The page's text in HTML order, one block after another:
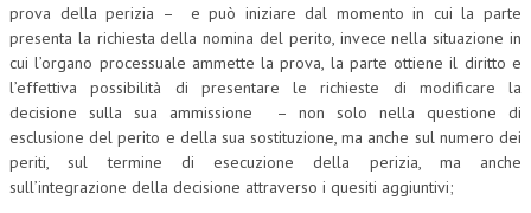
EUROPEA
COSTITUZIONALE
CIVILE
TRIBUTARIA
PENALE
prova della perizia – e può iniziare dal momento in cui la parte
presenta la richiesta della nomina del perito, invece nella situazione in
cui l’organo processuale ammette la prova, la parte ottiene il diritto e
l’effettiva possibilità di presentare le richieste di modificare la
decisione sulla sua ammissione – non solo nella questione di
esclusione del perito e della sua sostituzione, ma anche sul numero dei
periti, sul termine di esecuzione della perizia, ma anche
sull’integrazione della decisione attraverso i quesiti aggiuntivi;